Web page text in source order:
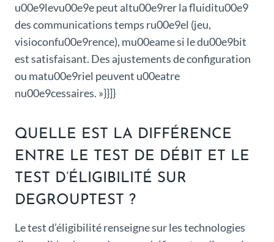
u00e9levu00e9e peut altu00e9rer la fluiditu00e9
des communications temps ru00e9el (jeu,
visioconfu00e9rence), mu00eame si le du00e9bit
est satisfaisant. Des ajustements de configuration
ou matu00e9riel peuvent u00eatre
nu00e9cessaires. »}}]}
QUELLE EST LA DIFFÉRENCE
ENTRE LE TEST DE DÉBIT ET LE
TEST D’ÉLIGIBILITÉ SUR
DEGROUPTEST ?
Le test d’éligibilité renseigne sur les technologies